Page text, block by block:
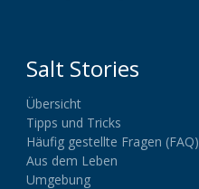
Salt Stories
Übersicht
Tipps und Tricks
Häufig gestellte Fragen (FAQ)
Aus dem Leben
Umgebung